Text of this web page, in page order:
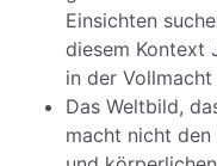
Einsichten
diesem Kontext
in der
Das Weltbild,
macht nicht